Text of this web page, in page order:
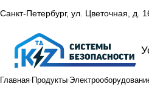
Санкт-Петербург, ул. Цветочная, д.
Главная Продукты